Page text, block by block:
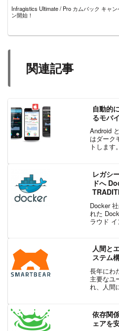
Infragistics Ultimate / Pro カムバック キャン
ン開始！
関連記事
自動的
るモバ
Android
はダーク
トします
必要と
ため、...
レガシ
ドへ
Docker
れた
ラウド
向上を
人間と
ステム
長年にわ
主要なユ
れ、人間
り、新
ト」が登
依存関
ェアを